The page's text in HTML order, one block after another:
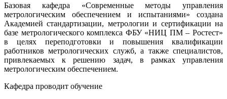
Базовая кафедра «Современные методы управления
метрологическим обеспечением и испытаниями» создана
Академией стандартизации, метрологии и сертификации на
базе метрологического комплекса ФБУ «НИЦ ПМ – Ростест»
в целях переподготовки и повышения квалификации
работников метрологических служб, а также специалистов,
привлекаемых к решению задач, в рамках управления
метрологическим обеспечением.
Кафедра проводит обучение